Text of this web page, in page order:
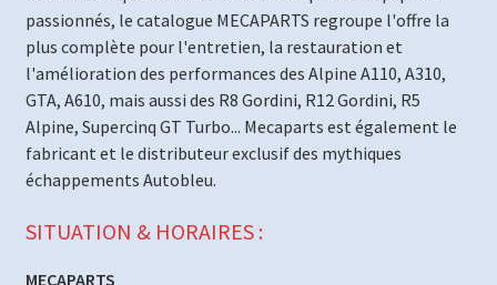
passionnés, le catalogue MECAPARTS regroupe l'offre la
plus complète pour l'entretien, la restauration et
l'amélioration des performances des Alpine A110, A310,
GTA, A610, mais aussi des R8 Gordini, R12 Gordini, R5
Alpine, Supercinq GT Turbo... Mecaparts est également le
fabricant et le distributeur exclusif des mythiques
échappements Autobleu.
SITUATION & HORAIRES :
MECAPARTS